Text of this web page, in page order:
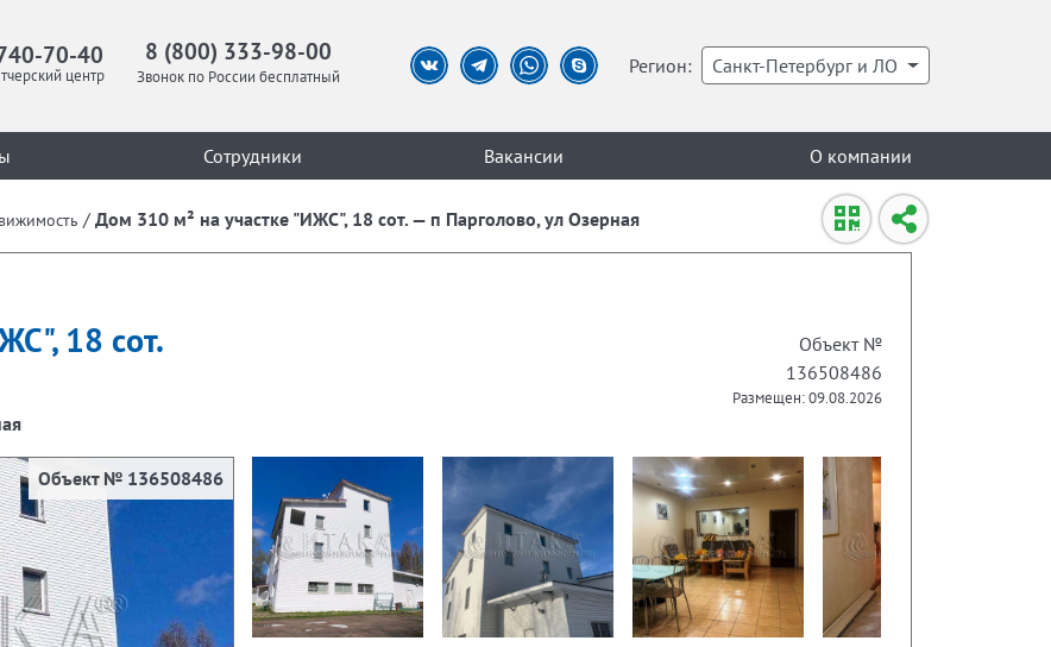
70-40
центр
8 (800) 333-98-00
Звонок по России бесплатный Регион: Санкт-Петербург и ЛО
Сотрудники Вакансии О компании
/ Дом 310 м² на участке "ИЖС", 18 сот. — п Парголово, ул Озерная
18 сот.
Объект №
136508486
Размещен: 09.08.2026
Объект № 136508486